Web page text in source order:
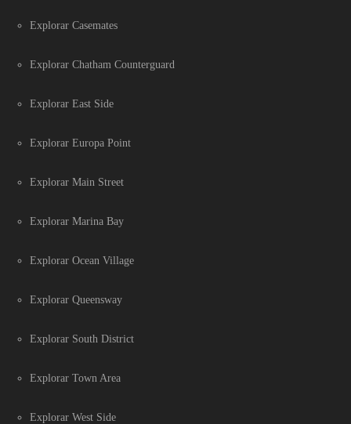
Explorar Casemates
Explorar Chatham Counterguard
Explorar East Side
Explorar Europa Point
Explorar Main Street
Explorar Marina Bay
Explorar Ocean Village
Explorar Queensway
Explorar South District
Explorar Town Area
Explorar West Side